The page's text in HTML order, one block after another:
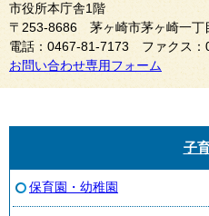
市役所本庁舎1階
〒253-8686 茅ヶ崎市茅ヶ崎一丁
電話：0467-81-7173 ファクス：
お問い合わせ専用フォーム
子
保育園・幼稚園